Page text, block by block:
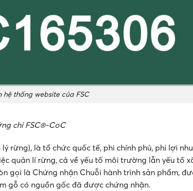
hệ thống website của FSC
chỉ FSC®-CoC
rừng), là tổ chức quốc tế, phi chính phủ, phi lợi
quản lí rừng, cả về yếu tố môi trường lẫn yếu tố
gọi là Chứng nhận Chuỗi hành trình sản phẩm,
gỗ có nguồn gốc đã được chứng nhận.